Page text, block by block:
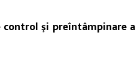
control şi preîntâmpinare a